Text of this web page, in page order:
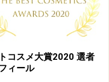
が、保湿力・浸
ル！
因」という事実か
を補うことを目的と
コスメ大賞2020 選者
ィール